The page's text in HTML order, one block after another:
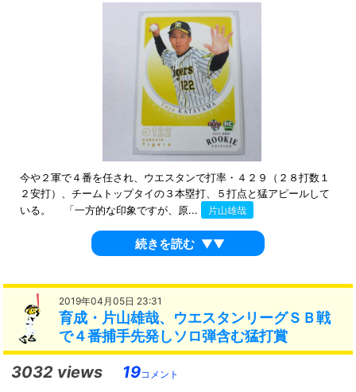
今や２軍で４番を任され、ウエスタンで打率・４２９（２８打数１
２安打）、チームトップタイの３本塁打、５打点と猛アピールして
いる。 「一方的な印象ですが、原...
片山雄哉
続きを読む ▼▼
2019年04月05日 23:31
育成・片山雄哉、ウエスタンリーグＳＢ戦
で４番捕手先発しソロ弾含む猛打賞
3032 views 19コメント